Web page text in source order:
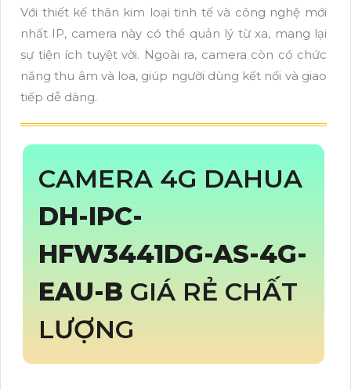
Với thiết kế thân kim loại tinh tế và công nghệ mới
nhất IP, camera này có thể quản lý từ xa, mang lại
sự tiện ích tuyệt vời. Ngoài ra, camera còn có chức
năng thu âm và loa, giúp người dùng kết nối và giao
tiếp dễ dàng.
CAMERA 4G DAHUA
DH-IPC-
HFW3441DG-AS-4G-
EAU-B GIÁ RẺ CHẤT
LƯỢNG